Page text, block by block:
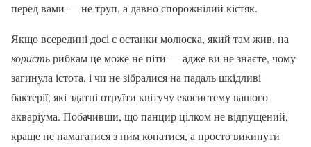
перед вами — не труп, а давно спорожнілий кістяк.
Якщо всередині досі є останки молюска, який там жив, на
користьрибкам це може не піти — адже ви не знаєте, чому
загинула істота, і чи не зібралися на падаль шкідливі
бактерії, які здатні отруїти квітучу екосистему вашого
акваріума. Побачивши, що панцир цілком не відпущений,
краще не намагатися з ним копатися, а просто викинути